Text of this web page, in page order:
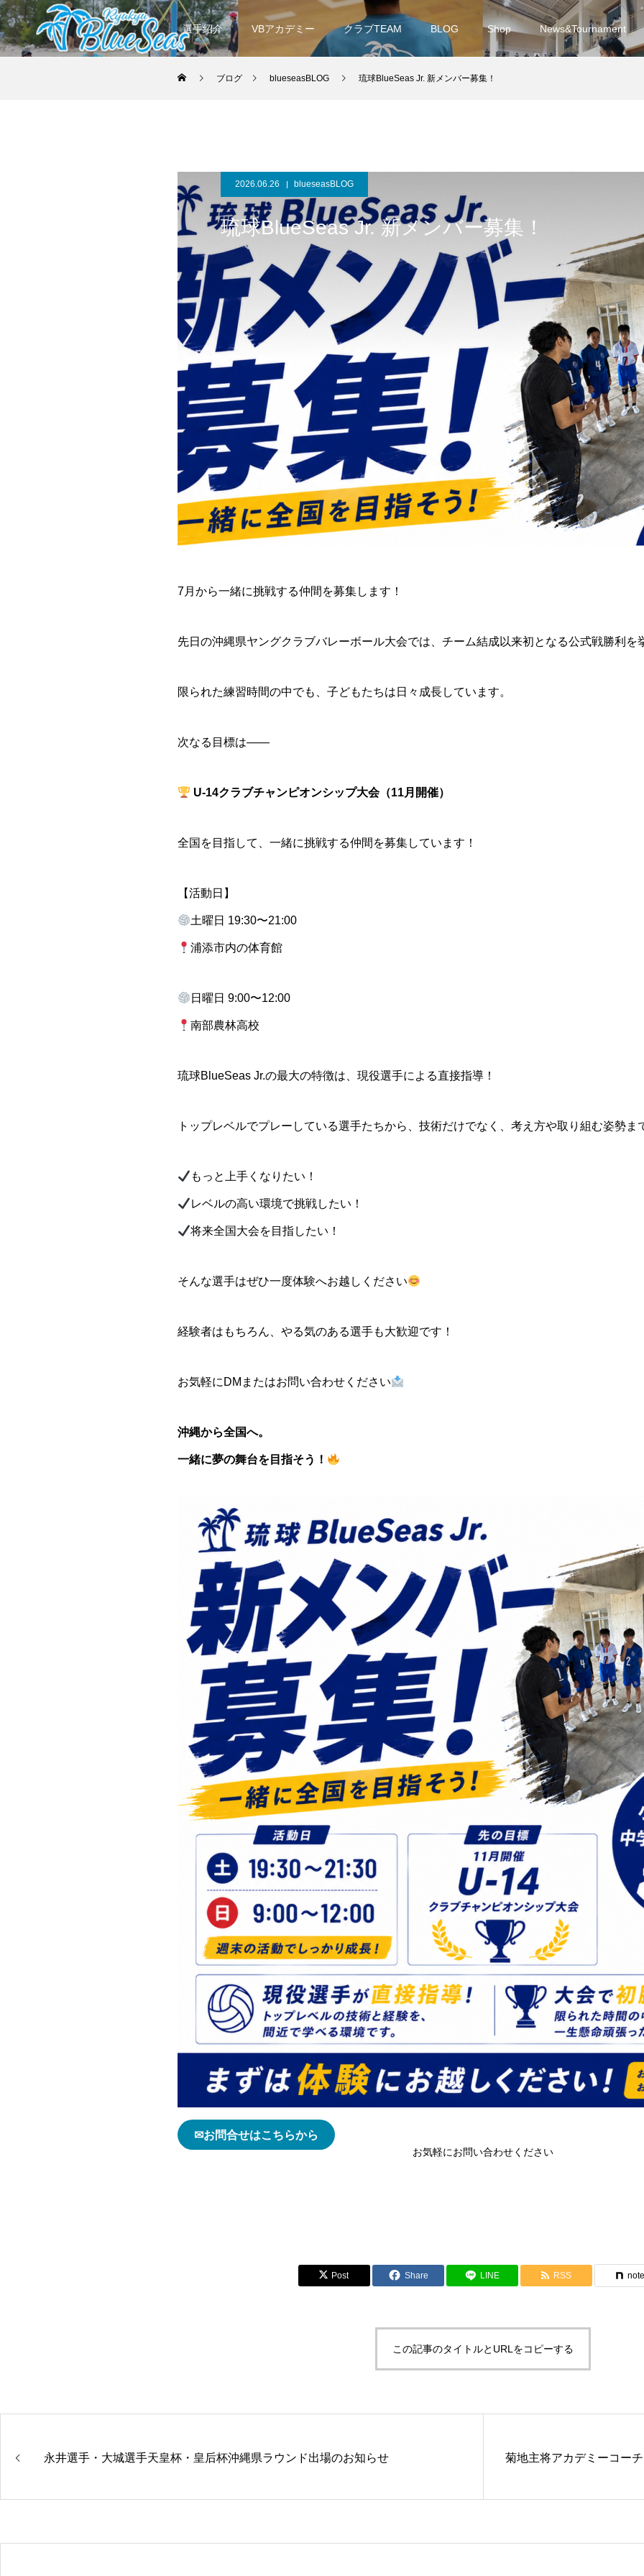
選手紹介 VBアカデミー クラブTEAM BLOG Shop News&Tournament
ブログ blueseasBLOG 琉球BlueSeas Jr. 新メンバー募集！
2026.06.26 blueseasBLOG
琉球BlueSeas Jr. 新メンバー募集！
7月から一緒に挑戦する仲間を募集します！
先日の沖縄県ヤングクラブバレーボール大会では、チーム結成以来初となる公式戦勝利を
限られた練習時間の中でも、子どもたちは日々成長しています。
次なる目標は――
U-14クラブチャンピオンシップ大会（11月開催）
全国を目指して、一緒に挑戦する仲間を募集しています！
【活動日】
土曜日 19:30〜21:00
浦添市内の体育館
日曜日 9:00〜12:00
南部農林高校
琉球BlueSeas Jr.の最大の特徴は、現役選手による直接指導！
トップレベルでプレーしている選手たちから、技術だけでなく、考え方や取り組む姿勢ま
もっと上手くなりたい！
レベルの高い環境で挑戦したい！
将来全国大会を目指したい！
そんな選手はぜひ一度体験へお越しください
経験者はもちろん、やる気のある選手も大歓迎です！
お気軽にDMまたはお問い合わせください
沖縄から全国へ。
一緒に夢の舞台を目指そう！
✉お問合せはこちらから
お気軽にお問い合わせください
Post Share LINE RSS note
この記事のタイトルとURLをコピーする
永井選手・大城選手天皇杯・皇后杯沖縄県ラウンド出場のお知らせ 菊地主将アカデミーコー